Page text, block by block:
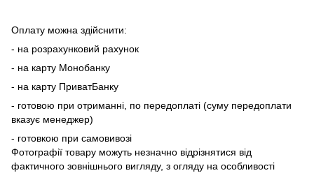
Оплату можна здійснити:
- на розрахунковий рахунок
- на карту Монобанку
- на карту ПриватБанку
- готовою при отриманні, по передоплаті (суму передоплати
вказує менеджер)
- готовкою при самовивозі
Фотографії товару можуть незначно відрізнятися від
фактичного зовнішнього вигляду, з огляду на особливості